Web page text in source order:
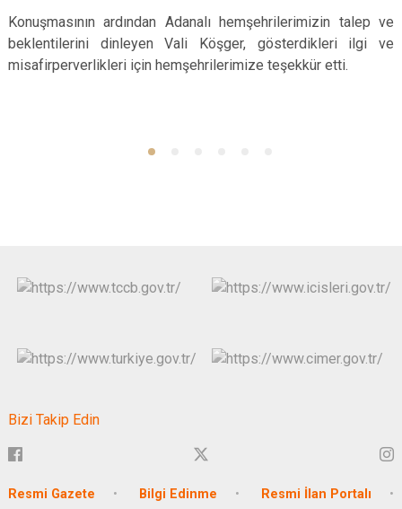
Konuşmasının ardından Adanalı hemşehrilerimizin talep ve
beklentilerini dinleyen Vali Köşger, gösterdikleri ilgi ve
misafirperverlikleri için hemşehrilerimize teşekkür etti.
Bizi Takip Edin
Resmi Gazete Bilgi Edinme Resmi İlan Portalı